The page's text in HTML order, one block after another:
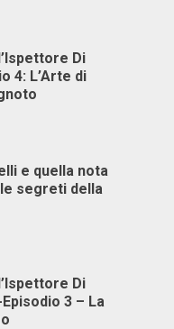
Di
4: L’Arte di
e quella nota
segreti della
Di
3 – La